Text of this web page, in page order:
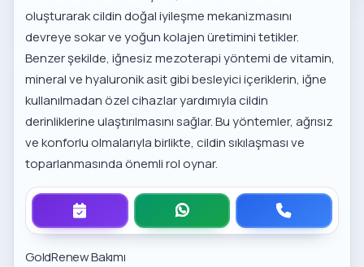
oluşturarak cildin doğal iyileşme mekanizmasını
devreye sokar ve yoğun kolajen üretimini tetikler.
Benzer şekilde,iğnesiz mezoterapi yöntemide vitamin,
mineral ve hyaluronik asit gibi besleyici içeriklerin, iğne
kullanılmadan özel cihazlar yardımıyla cildin
derinliklerine ulaştırılmasını sağlar. Bu yöntemler, ağrısız
ve konforlu olmalarıyla birlikte, cildin sıkılaşması ve
toparlanmasında önemli rol oynar.
GoldRenew Bakımı